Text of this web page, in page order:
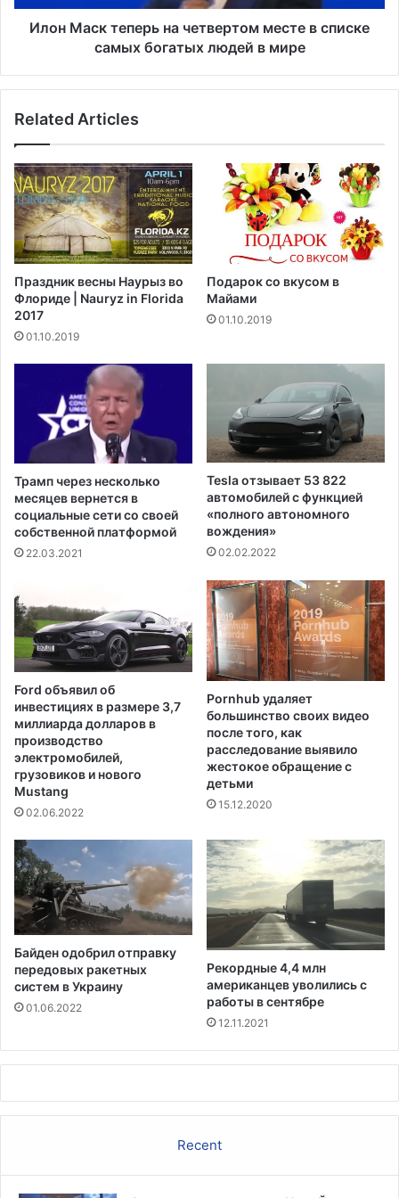
а
и
а
л
ь
н
у
ю
г
в
а
р
д
л
б
е
с
р
я
д
к
в
ц
е
н
т
р
г
о
р
о
д
т
н
е
т
в
е
р
о
м
е
с
и
с
к
е
с
ы
х
б
о
т
ы
х
л
ю
д
й
в
м
и
р
Илон Маск теперь на четвертом месте в списке
самых богатых людей в мире
Related Articles
Праздник весны Наурыз во
Флориде | Nauryz in Florida
2017
01.10.2019
Подарок со вкусом в
Майами
01.10.2019
Трамп через несколько
месяцев вернется в
социальные сети со своей
собственной платформой
22.03.2021
Tesla отзывает 53 822
автомобилей с функцией
«полного автономного
вождения»
02.02.2022
Ford объявил об
инвестициях в размере 3,7
миллиарда долларов в
производство
электромобилей,
грузовиков и нового
Mustang
02.06.2022
Pornhub удаляет
большинство своих видео
после того, как
расследование выявило
жестокое обращение с
детьми
15.12.2020
Байден одобрил отправку
передовых ракетных
систем в Украину
01.06.2022
Рекордные 4,4 млн
американцев уволились с
работы в сентябре
12.11.2021
Recent